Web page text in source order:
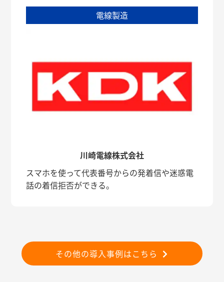
電線製造
川崎電線株式会社
スマホを使って代表番号からの発着信や迷惑電
話の着信拒否ができる。
その他の導入事例はこちら